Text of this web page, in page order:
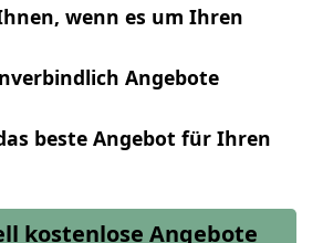
wenn es um Ihren
Angebote
beste Angebot für Ihren
kostenlose Angebote